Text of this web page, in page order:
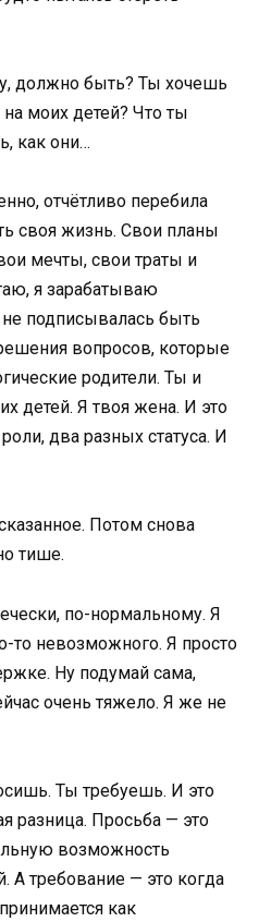
должно быть? Ты хочешь
на моих детей? Что ты
как они…
отчётливо перебила
своя жизнь. Свои планы
мечты, свои траты и
я зарабатываю
подписывалась быть
вопросов, которые
родители. Ты и
детей. Я твоя жена. И это
два разных статуса. И
Потом снова
тише.
по-нормальному. Я
то невозможного. Я просто
Ну подумай сама,
очень тяжело. Я же не
Ты требуешь. И это
разница. Просьба — это
возможность
А требование — это когда
как